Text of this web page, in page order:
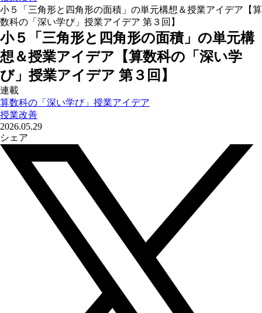
小５「三角形と四角形の面積」の単元構想＆授業アイデア【算
数科の「深い学び」授業アイデア 第３回】
小５「三角形と四角形の面積」の単元構
想＆授業アイデア【算数科の「深い学
び」授業アイデア 第３回】
連載
算数科の「深い学び」授業アイデア
授業改善
2026.05.29
シェア